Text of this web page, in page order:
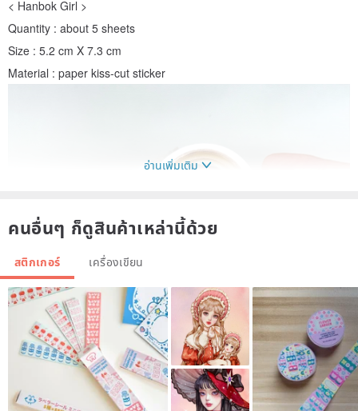
< Hanbok Girl >
Quantity : about 5 sheets
Size : 5.2 cm X 7.3 cm
Material : paper kiss-cut sticker
อ่านเพิ่มเติม
คนอื่นๆ ก็ดูสินค้าเหล่านี้ด้วย
สติกเกอร์ เครื่องเขียน